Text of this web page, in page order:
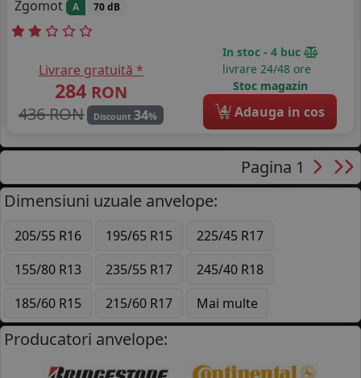
Zgomot A 70 dB
Livrare gratuită *
284 RON
436 RON
Discount 34%
In stoc - 4 buc
livrare 24/48 ore
Stoc magazin
4 Adauga in cos
Pagina 1
Dimensiuni uzuale anvelope:
205/55 R16 195/65 R15
225/45 R17
155/80 R13
235/55 R17
245/40 R18
185/60 R15
215/60 R17 Mai multe
Producatori anvelope: